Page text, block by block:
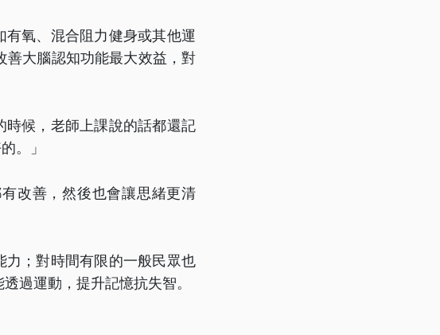
氧、混合阻力健身或其他運
善大腦認知功能最大效益，對
候，老師上課說的話都還記
。」
改善，然後也會讓思緒更清
；對時間有限的一般民眾也
過運動，提升記憶抗失智。